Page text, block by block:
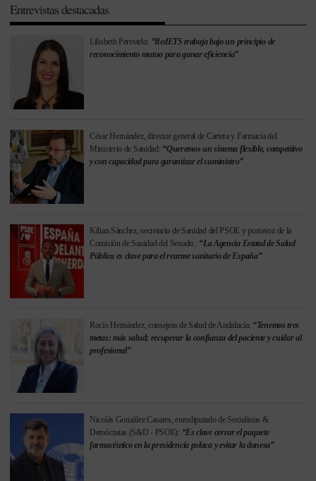
Entrevistas destacadas
Lilisbeth Perestelo: “RedETS trabaja bajo un principio de
reconocimiento mutuo para ganar eficiencia”
César Hernández, director general de Cartera y Farmacia del
Ministerio de Sanidad: “Queremos un sistema flexible, competitivo
y con capacidad para garantizar el suministro”
Kilian Sánchez, secretario de Sanidad del PSOE y portavoz de la
Comisión de Sanidad del Senado.: “La Agencia Estatal de Salud
Pública es clave para el rearme sanitario de España”
Rocío Hernández, consejera de Salud de Andalucía: “Tenemos tres
metas: más salud; recuperar la confianza del paciente y cuidar al
profesional”
Nicolás González Casares, eurodiputado de Socialistas &
Demócratas (S&D - PSOE): “Es clave cerrar el paquete
farmacéutico en la presidencia polaca y evitar la danesa”